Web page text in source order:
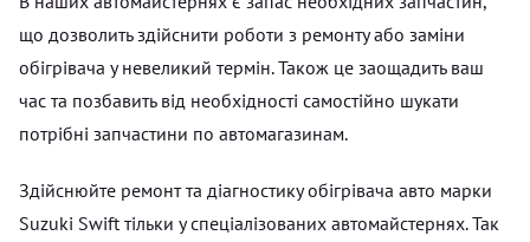
що дозволить здійснити роботи з ремонту або заміни
обігрівача у невеликий термін. Також це заощадить ваш
час та позбавить від необхідності самостійно шукати
потрібні запчастини по автомагазинам.
Здійснюйте ремонт та діагностику обігрівача авто марки
Suzuki Swift тільки у спеціалізованих автомайстернях. Так